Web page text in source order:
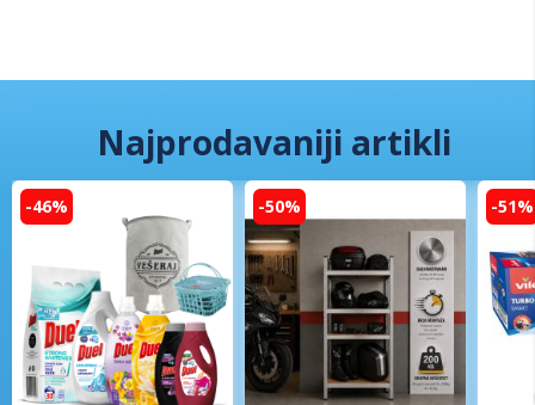
Najprodavaniji artikli
-46% -50% -51%